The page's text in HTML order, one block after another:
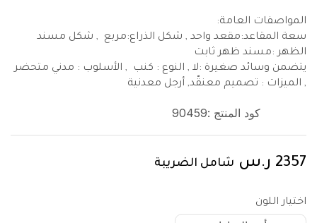
المواصفات العامة:
سعة المقاعد:مقعد واحد , شكل الذراع:مربع , شكل مسند
الظهر :مسند ظهر ثابت
يتضمن وسائد صغيرة :لا , النوع : كنب , الأسلوب : مدني متحضر
, الميزات : تصميم معنقّد, أرجل معدنية
كود المنتج :90459
2357 ر.س شامل الضريبة
اختيار اللون